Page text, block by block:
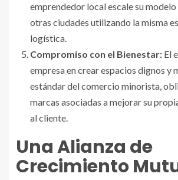
emprendedor local escale su
otras ciudades utilizando la misma
logística.
Compromiso con el Bienestar: El
empresa en crear espacios dignos y
estándar del comercio minorista,
marcas asociadas a mejorar su
al cliente.
Una Alianza de
Crecimiento